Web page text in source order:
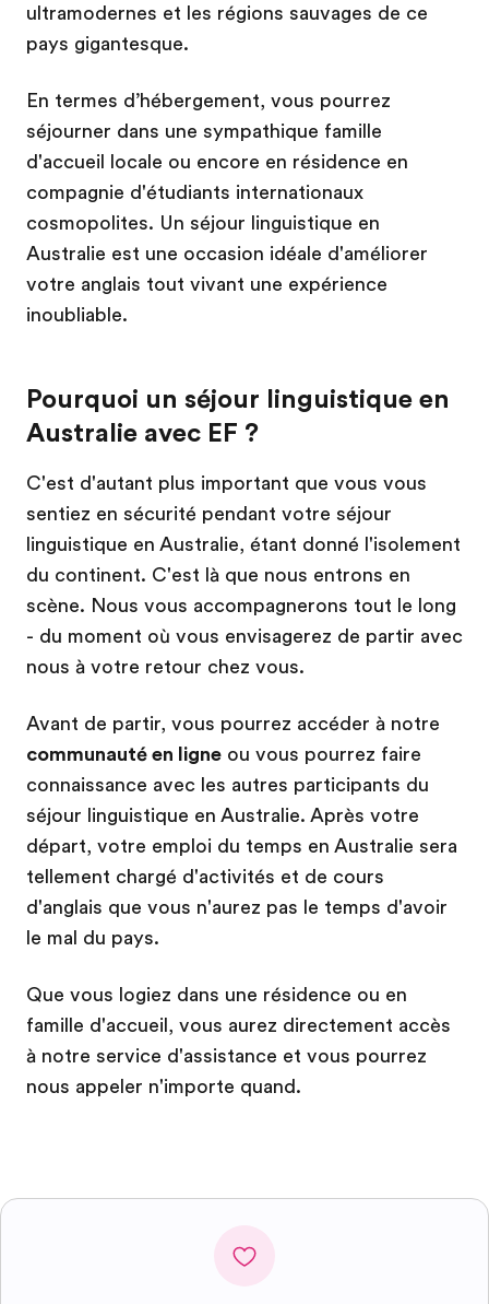
ultramodernes et les régions sauvages de ce
pays gigantesque.
En termes d’hébergement, vous pourrez
séjourner dans une sympathique famille
d'accueil locale ou encore en résidence en
compagnie d'étudiants internationaux
cosmopolites. Un séjour linguistique en
Australie est une occasion idéale d'améliorer
votre anglais tout vivant une expérience
inoubliable.
Pourquoi un séjour linguistique en
Australie avec EF ?
C'est d'autant plus important que vous vous
sentiez en sécurité pendant votre séjour
linguistique en Australie, étant donné l'isolement
du continent. C'est là que nous entrons en
scène. Nous vous accompagnerons tout le long
- du moment où vous envisagerez de partir avec
nous à votre retour chez vous.
Avant de partir, vous pourrez accéder à notre
communauté en ligne ou vous pourrez faire
connaissance avec les autres participants du
séjour linguistique en Australie. Après votre
départ, votre emploi du temps en Australie sera
tellement chargé d'activités et de cours
d'anglais que vous n'aurez pas le temps d'avoir
le mal du pays.
Que vous logiez dans une résidence ou en
famille d'accueil, vous aurez directement accès
à notre service d'assistance et vous pourrez
nous appeler n'importe quand.